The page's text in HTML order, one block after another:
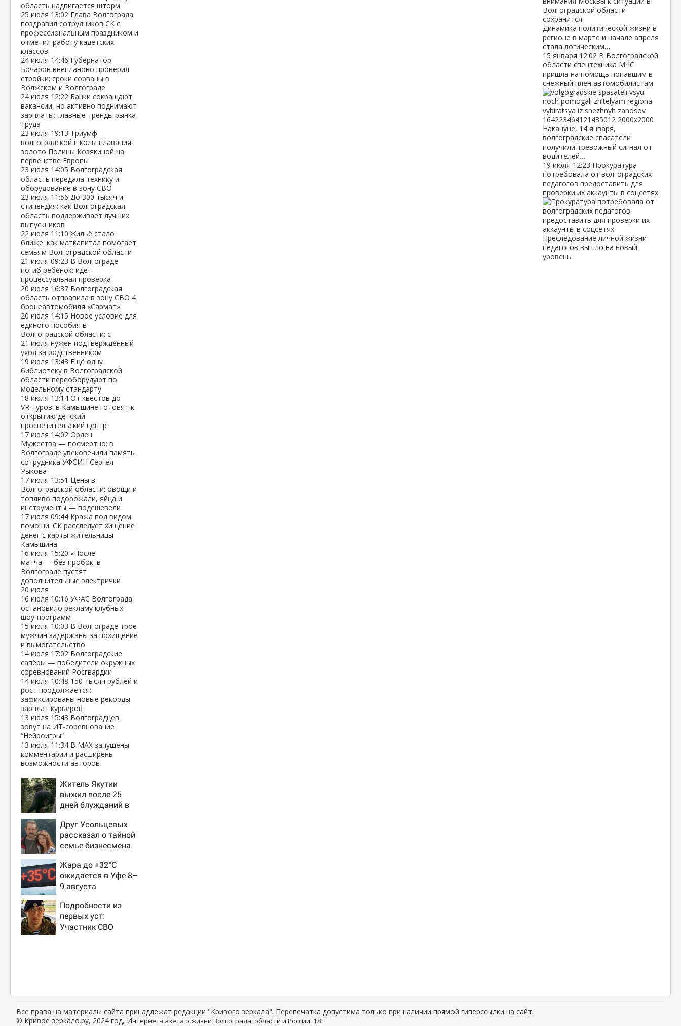
область надвигается шторм
25 июля 13:02 Глава Волгограда
поздравил сотрудников СК с
профессиональным праздником и
отметил работу кадетских
классов
24 июля 14:46 Губернатор
Бочаров внепланово проверил
стройки: сроки сорваны в
Волжском и Волгограде
24 июля 12:22 Банки сокращают
вакансии, но активно поднимают
зарплаты: главные тренды рынка
труда
23 июля 19:13 Триумф
волгоградской школы плавания:
золото Полины Козякиной на
первенстве Европы
23 июля 14:05 Волгоградская
область передала технику и
оборудование в зону СВО
23 июля 11:56 До 300 тысяч и
стипендия: как Волгоградская
область поддерживает лучших
выпускников
22 июля 11:10Жильё стало
ближе: как маткапитал помогает
семьям Волгоградской области
21 июля 09:23 В Волгограде
погиб ребёнок: идёт
процессуальная проверка
20 июля 16:37 Волгоградская
область отправила в зону СВО 4
бронеавтомобиля «Сармат»
20 июля 14:15 Новое условие для
единого пособия в
Волгоградской области: с
21 июля нужен подтверждённый
уход за родственником
19 июля 13:43 Ещё одну
библиотеку в Волгоградской
области переоборудуют по
модельному стандарту
18 июля 13:14 От квестов до
VR‑туров: в Камышине готовят к
открытию детский
просветительский центр
17 июля 14:02 Орден
Мужества — посмертно: в
Волгограде увековечили память
сотрудника УФСИН Сергея
Рыкова
17 июля 13:51 Цены в
Волгоградской области: овощи и
топливо подорожали, яйца и
инструменты — подешевели
17 июля 09:44 Кража под видом
помощи: СК расследует хищение
денег с карты жительницы
Камышина
16 июля 15:20 «После
матча — без пробок: в
Волгограде пустят
дополнительные электрички
20 июля
16 июля 10:16 УФАС Волгограда
остановило рекламу клубных
шоу‑программ
15 июля 10:03 В Волгограде трое
мужчин задержаны за похищение
и вымогательство
14 июля 17:02 Волгоградские
сапёры — победители окружных
соревнований Росгвардии
14 июля 10:48 150 тысяч рублей и
рост продолжается:
зафиксированы новые рекорды
зарплат курьеров
13 июля 15:43 Волгоградцев
зовут на ИТ‑соревнование
“Нейроигры”
13 июля 11:34 В МАХ запущены
комментарии и расширены
возможности авторов
Житель Якутии
выжил после 25
дней блужданий в
Друг Усольцевых
рассказал о тайной
семье бизнесмена
Жара до +32°C
ожидается в Уфе 8–
9 августа
Подробности из
первых уст:
Участник СВО
Динамика политической жизни в
регионе в марте и начале апреля
стала логическим…
15 января 12:02 В Волгоградской
области спецтехника МЧС
пришла на помощь попавшим в
снежный плен автомобилистам
Накануне, 14 января,
волгоградские спасатели
получили тревожный сигнал от
водителей…
19 июля 12:23 Прокуратура
потребовала от волгоградских
педагогов предоставить для
проверки их аккаунты в соцсетях
Преследование личной жизни
педагогов вышло на новый
уровень.
Все права на материалы сайта принадлежат редакции "Кривого зеркала". Перепечатка допустима только при наличии прямой гиперссылки на сайт.
© Кривое зеркало.ру, 2024 год, Интернет-газета о жизни Волгограда, области и России. 18+